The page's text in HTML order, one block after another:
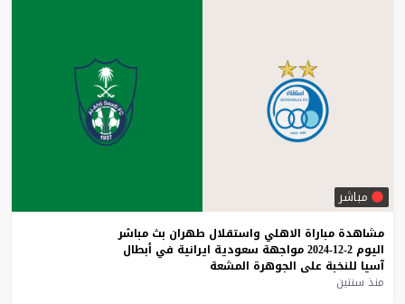
مباشر
مشاهدة مباراة الاهلي واستقلال طهران بث مباشر
اليوم 2-12-2024 مواجهة سعودية ايرانية في أبطال
آسيا للنخبة على الجوهرة المشعة
منذ سنتين